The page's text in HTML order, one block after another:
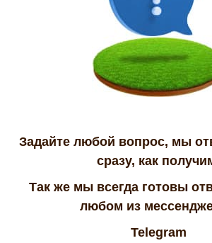
Задайте любой вопрос, мы
сразу, как
Так же мы всегда готовы
любом из
Telegram